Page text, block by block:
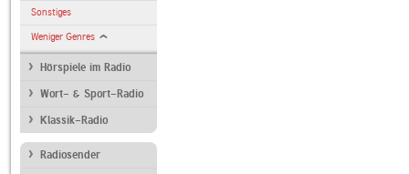
Sonstiges
Weniger Genres
Hörspiele im Radio
Wort- & Sport-Radio
Klassik-Radio
Radiosender